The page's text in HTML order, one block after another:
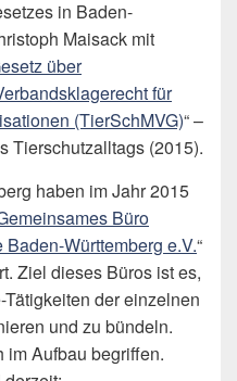
in Baden-
Maisack mit
über
für
(TierSchMVG)“ –
Tierschutzalltags (2015).
haben im Jahr 2015
Büro
Württemberg e.V.“
Ziel dieses Büros ist es,
der einzelnen
und zu bündeln.
im Aufbau begriffen.